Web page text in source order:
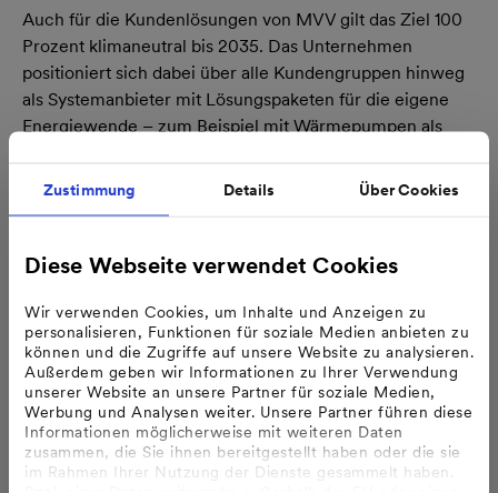
Zustimmung Details Über Cookies
Diese Webseite verwendet Cookies
Wir verwenden Cookies, um Inhalte und Anzeigen zu
personalisieren, Funktionen für soziale Medien anbieten zu
können und die Zugriffe auf unsere Website zu analysieren.
Außerdem geben wir Informationen zu Ihrer Verwendung
unserer Website an unsere Partner für soziale Medien,
Werbung und Analysen weiter. Unsere Partner führen diese
Informationen möglicherweise mit weiteren Daten
zusammen, die Sie ihnen bereitgestellt haben oder die sie
im Rahmen Ihrer Nutzung der Dienste gesammelt haben.
Auch für die Kundenlösungen von MVV gilt das Ziel 100
Prozent klimaneutral bis 2035. Das Unternehmen
positioniert sich dabei über alle Kundengruppen hinweg
als Systemanbieter mit Lösungspaketen für die eigene
Energiewende – zum Beispiel mit Wärmepumpen als
Zugleich treibt MVV Projekte weiter voran, mit denen sie
nicht nur eigene unvermeidbare Restemissionen
erreicht und in dieser Kombination bis 2035
Transparenz hinsichtlich Zukunft des Gasnetzes
„Mit unserer Ankündigung, bis 2035 den Rückzug aus
dem Gasnetz anzustreben, haben wir als erstes
Unternehmen in Deutschland offen und direkt die
Kostenrisiken von Erdgas sowie die daraus entstehenden